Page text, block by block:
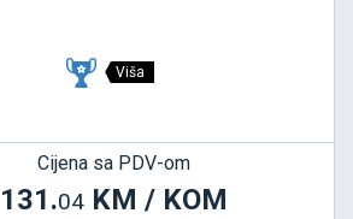
Viša
Cijena sa PDV-om
131.04KM / KOM